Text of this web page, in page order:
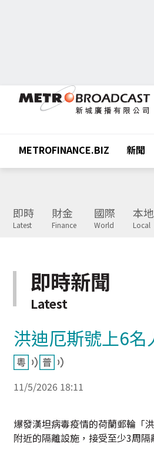
METROFINANCE.BIZ 新聞
即時
Latest
財金
Finance
國際
World
本地
Local
即時新聞
Latest
洪迪厄斯號上6
11/5/2026 18:11
爆發漢坦病毒疫情的荷蘭郵輪「
附近的隔離設施，接受至少3周隔